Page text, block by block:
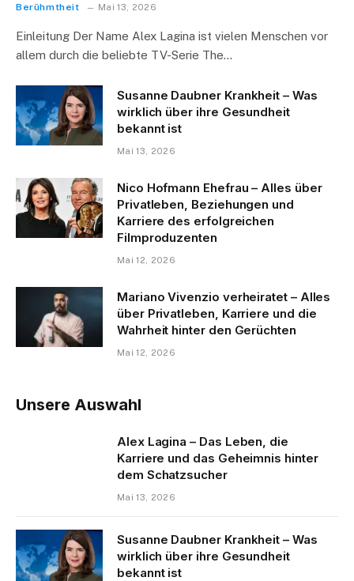
Berühmtheit Mai 13, 2026
Einleitung Der Name Alex Lagina ist vielen Menschen vor
allem durch die beliebte TV-Serie The…
Susanne Daubner Krankheit – Was
wirklich über ihre Gesundheit
bekannt ist
Mai 13, 2026
Nico Hofmann Ehefrau – Alles über
Privatleben, Beziehungen und
Karriere des erfolgreichen
Filmproduzenten
Mai 12, 2026
Mariano Vivenzio verheiratet – Alles
über Privatleben, Karriere und die
Wahrheit hinter den Gerüchten
Mai 12, 2026
Unsere Auswahl
Alex Lagina – Das Leben, die
Karriere und das Geheimnis hinter
dem Schatzsucher
Mai 13, 2026
Susanne Daubner Krankheit – Was
wirklich über ihre Gesundheit
bekannt ist